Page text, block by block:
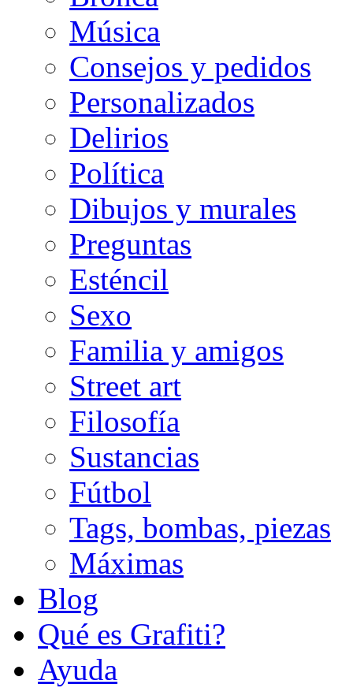
Música
Consejos y pedidos
Personalizados
Delirios
Política
Dibujos y murales
Preguntas
Esténcil
Sexo
Familia y amigos
Street art
Filosofía
Sustancias
Fútbol
Tags, bombas, piezas
Máximas
Blog
Qué es Grafiti?
Ayuda